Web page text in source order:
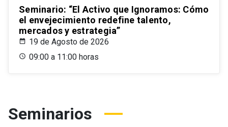
Seminario: “El Activo que Ignoramos: Cómo
el envejecimiento redefine talento,
mercados y estrategia”
19 de Agosto de 2026
09:00 a 11:00 horas
Seminarios